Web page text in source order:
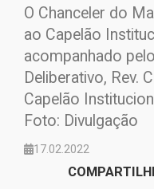
O Chanceler do
ao Capelão
acompanhado
Deliberativo, Rev.
Capelão
Foto: Divulgação
17.02.2022